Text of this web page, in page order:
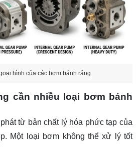
hình của các bơm bánh răng
cần nhiều loại bơm bánh
từ bản chất lý hóa phức tạp của
Một loại bơm không thể xử lý tốt